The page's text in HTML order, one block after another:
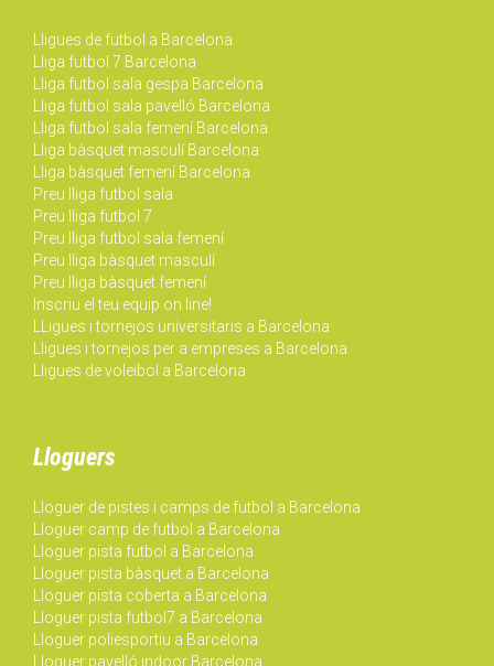
Lligues de futbol a Barcelona
Lliga futbol 7 Barcelona
Lliga futbol sala gespa Barcelona
Lliga futbol sala pavelló Barcelona
Lliga futbol sala femení Barcelona
Lliga bàsquet masculí Barcelona
Lliga bàsquet femení Barcelona
Preu lliga futbol sala
Preu lliga futbol 7
Preu lliga futbol sala femení
Preu lliga bàsquet masculí
Preu lliga bàsquet femení
Inscriu el teu equip on line!
LLigues i tornejos universitaris a Barcelona
Lligues i tornejos per a empreses a Barcelona
Lligues de voleibol a Barcelona
Lloguers
Lloguer de pistes i camps de futbol a Barcelona
Lloguer camp de futbol a Barcelona
Lloguer pista futbol a Barcelona
Lloguer pista bàsquet a Barcelona
Lloguer pista coberta a Barcelona
Lloguer pista futbol7 a Barcelona
Lloguer poliesportiu a Barcelona
Lloguer pavelló indoor Barcelona